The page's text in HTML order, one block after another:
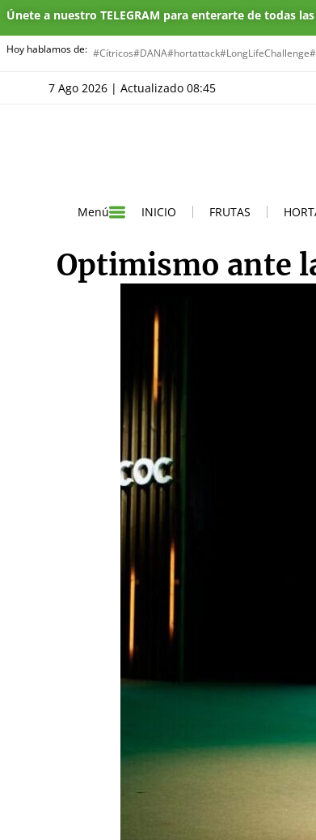
Únete a nuestro TELEGRAM para enterarte de todas
Hoy hablamos de: #Cítricos#DANA#hortattack#LongLifeChallenge
7 Ago 2026 | Actualizado 08:45
Menú INICIO FRUTAS
Optimismo ante